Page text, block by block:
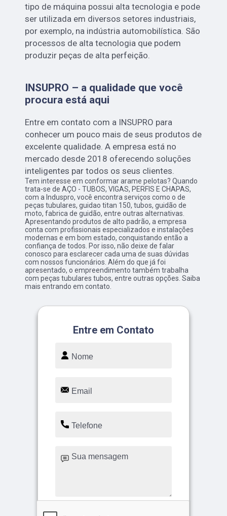
tipo de máquina possui alta tecnologia e pode
ser utilizada em diversos setores industriais,
por exemplo, na indústria automobilística. São
processos de alta tecnologia que podem
produzir peças de alta perfeição.
INSUPRO – a qualidade que você
procura está aqui
Entre em contato com a INSUPRO para
conhecer um pouco mais de seus produtos de
excelente qualidade. A empresa está no
mercado desde 2018 oferecendo soluções
inteligentes par todos os seus clientes.
Tem interesse em conformar arame pelotas? Quando
trata-se de AÇO - TUBOS, VIGAS, PERFIS E CHAPAS,
com a Induspro, você encontra serviços como o de
peças tubulares, guidao titan 150, tubos, guidão de
moto, fabrica de guidão, entre outras alternativas.
Apresentando produtos de alto padrão, a empresa
conta com profissionais especializados e instalações
modernas e em bom estado, conquistando então a
confiança de todos. Por isso, não deixe de falar
conosco para esclarecer cada uma de suas dúvidas
com nossos funcionários. Além do que já foi
apresentado, o empreendimento também trabalha
com peças tubulares tubos, entre outras opções. Saiba
mais entrando em contato.
Entre em Contato